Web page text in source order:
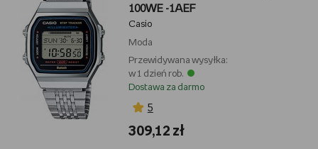
100WE -1AEF
Casio
Moda
Przewidywana wysyłka:
w 1 dzień rob.
Dostawa za darmo
5
309,12 zł